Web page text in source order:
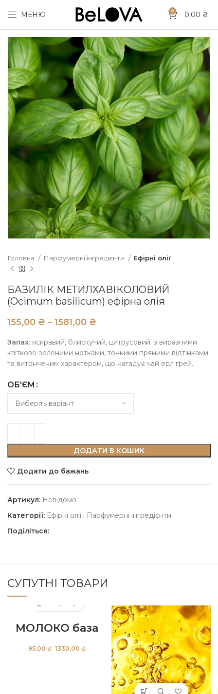
МЕНЮ 0 0,00 ₴
Головна Парфумерні інгредієнти Ефірні олії
БАЗИЛІК МЕТИЛХАВІКОЛОВИЙ
(Ocimum basilicum) ефірна олія
₴ ₴
Запах: яскравий, блискучий, цитрусовий. з виразними
квітково-зеленими нотками, тонкими пряними відтінками
та витонченим характером, що нагадує чай ерл грей.
ОБ'ЄМ
ДОДАТИ В КОШИК
Додати до бажань
Артикул: Невідомо
Категорії: Ефірні олії, Парфумерні інгредієнти
Поділіться:
СУПУТНІ ТОВАРИ
МОЛОКО база
₴ ₴